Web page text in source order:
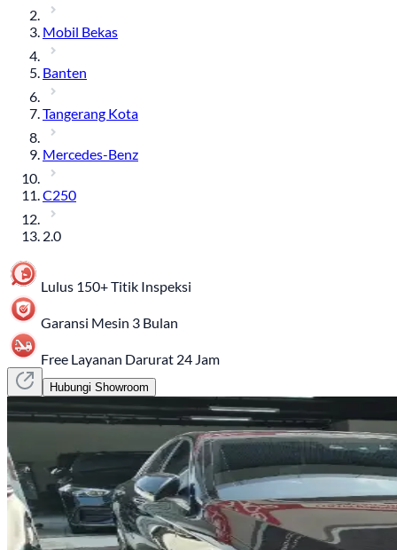
Mobil Bekas
Banten
Tangerang Kota
Mercedes-Benz
C250
2.0
Lulus 150+ Titik Inspeksi
Garansi Mesin 3 Bulan
Free Layanan Darurat 24 Jam
Hubungi Showroom